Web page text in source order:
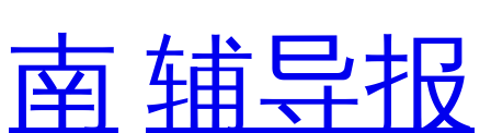
南 辅导报